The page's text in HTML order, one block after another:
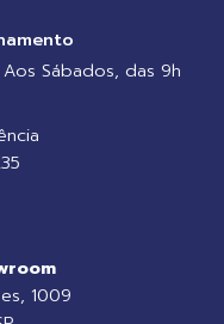
Sábados, das 9h
1009